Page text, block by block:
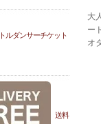
ルダンサーチケット
送料
大
ー
オ